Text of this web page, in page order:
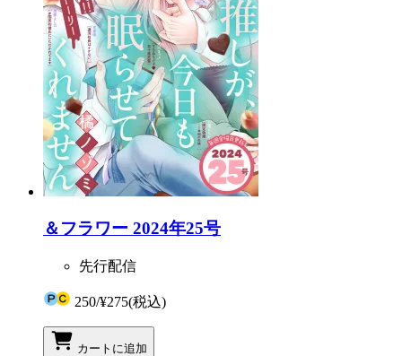
＆フラワー 2024年25号
先行配信
250/¥275(税込)
カートに追加